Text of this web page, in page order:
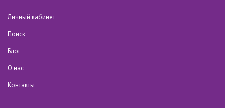
Личный кабинет
Поиск
Блог
О нас
Контакты